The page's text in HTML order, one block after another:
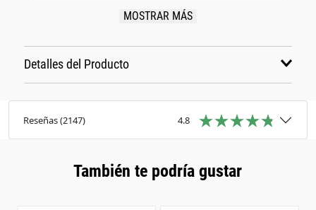
Especificaciones Técnicas:
Disciplina: LIFESTYLE
Cierre: Cordones
Ajuste: Corte clásico
MOSTRAR MÁS
Detalles del Producto
Reseñas(2147) 4.8
También te podría gustar